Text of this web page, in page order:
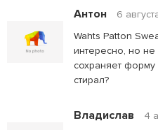
Антон
6
Wahts Patton
интересно, но
сохраняет форму
стирал?
Владислав
4